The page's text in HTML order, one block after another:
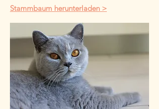
Stammbaum herunterladen >